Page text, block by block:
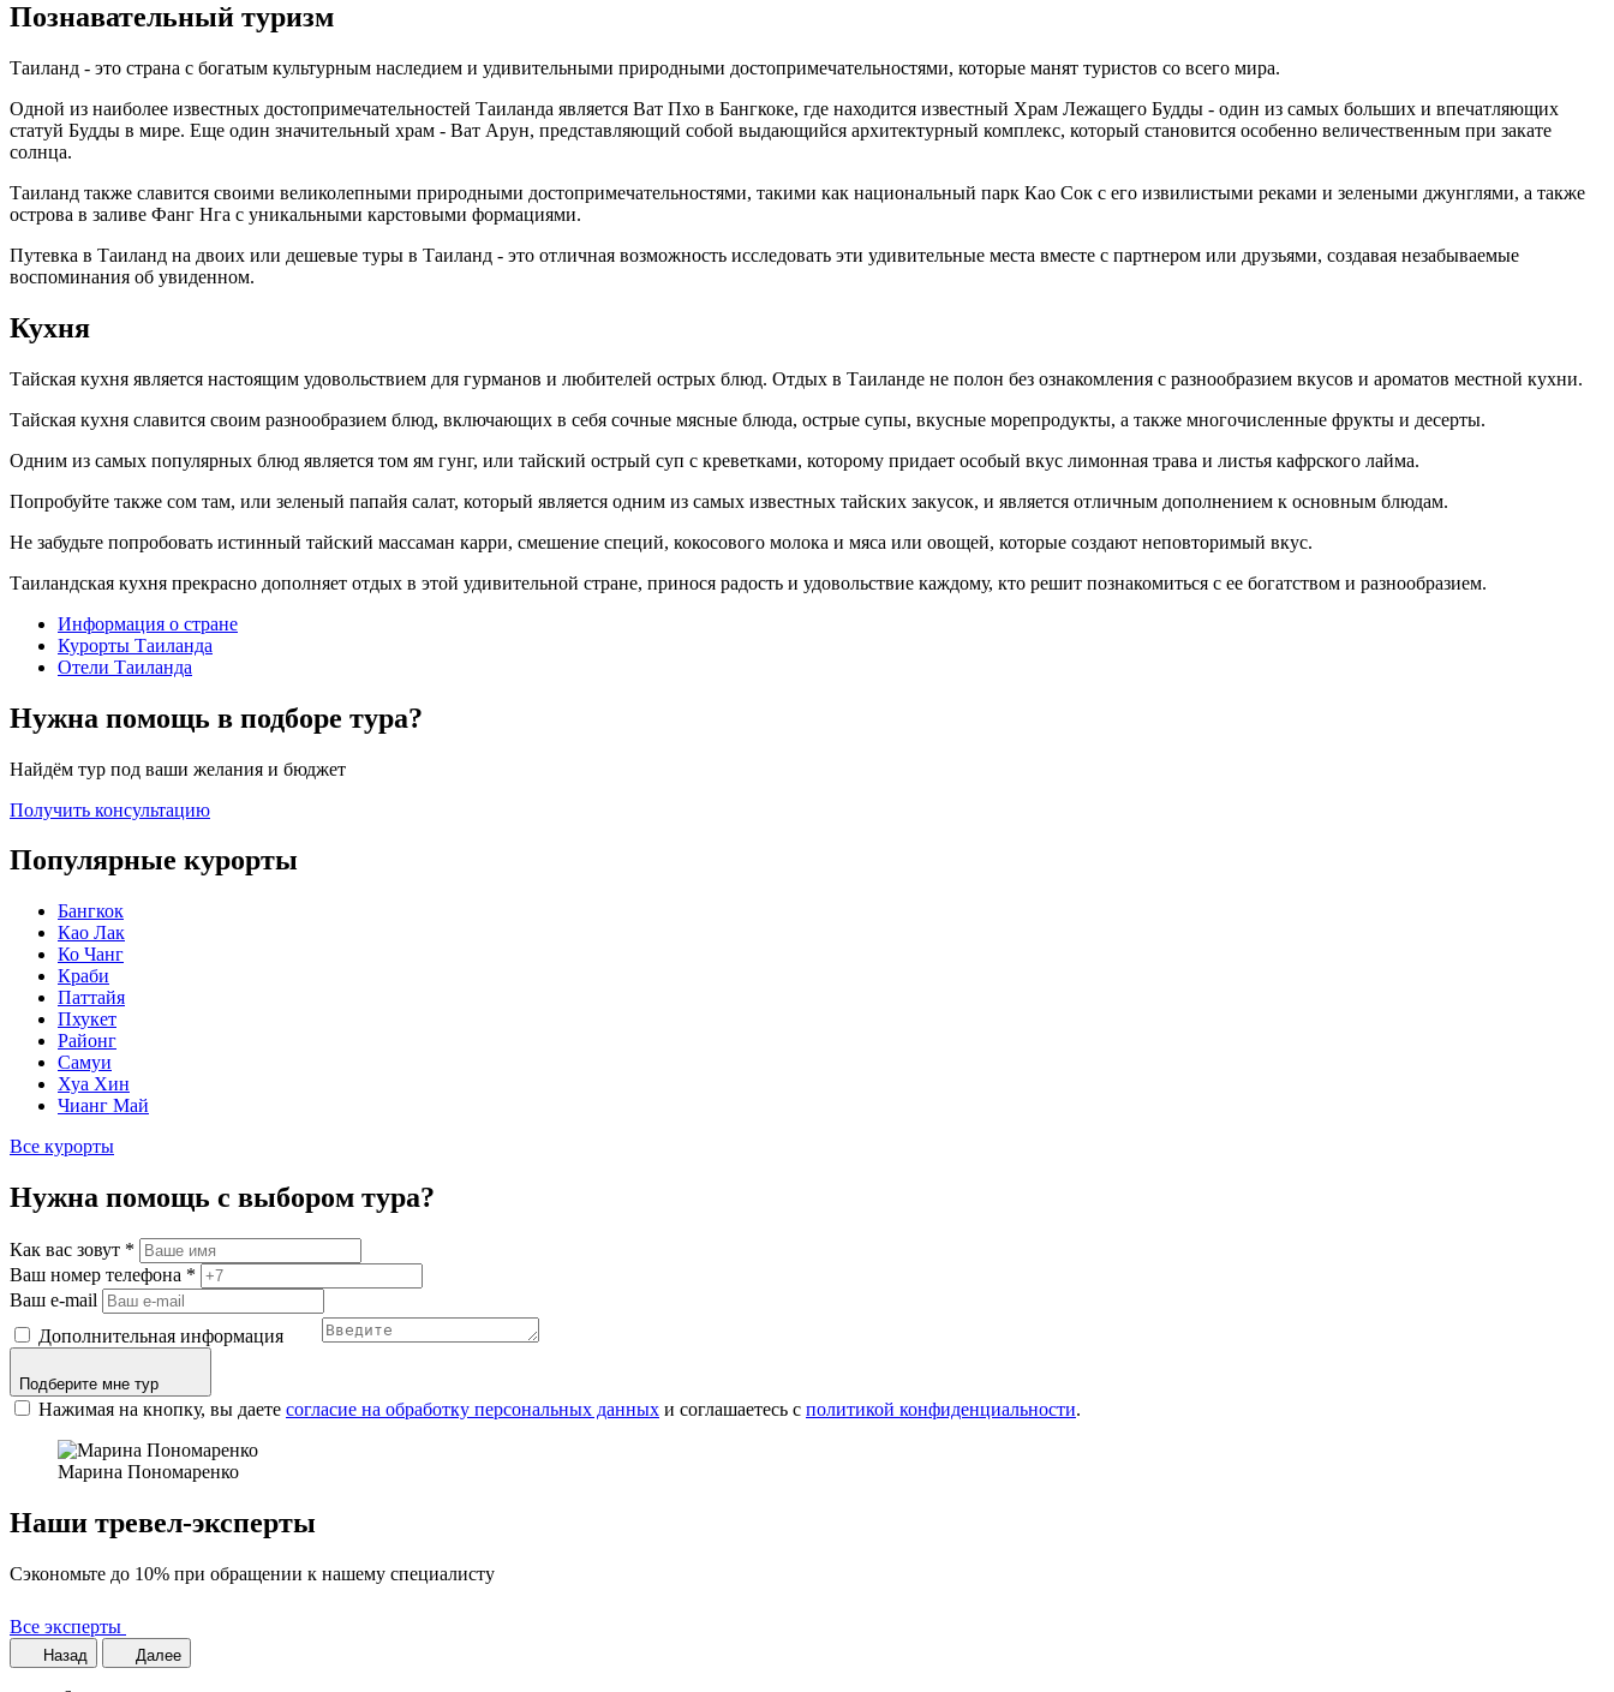
Познавательный туризм
Таиланд - это страна с богатым культурным наследием и удивительными природными достопримечательностями, которые манят туристов со всего мира.
Одной из наиболее известных достопримечательностей Таиланда является Ват Пхо в Бангкоке, где находится известный Храм Лежащего Будды - один из самых больших и впечатляющих
статуй Будды в мире. Еще один значительный храм - Ват Арун, представляющий собой выдающийся архитектурный комплекс, который становится особенно величественным при закате
солнца.
Таиланд также славится своими великолепными природными достопримечательностями, такими как национальный парк Као Сок с его извилистыми реками и зелеными джунглями, а также
острова в заливе Фанг Нга с уникальными карстовыми формациями.
Путевка в Таиланд на двоих или дешевые туры в Таиланд - это отличная возможность исследовать эти удивительные места вместе с партнером или друзьями, создавая незабываемые
воспоминания об увиденном.
Кухня
Тайская кухня является настоящим удовольствием для гурманов и любителей острых блюд. Отдых в Таиланде не полон без ознакомления с разнообразием вкусов и ароматов местной кухни.
Тайская кухня славится своим разнообразием блюд, включающих в себя сочные мясные блюда, острые супы, вкусные морепродукты, а также многочисленные фрукты и десерты.
Одним из самых популярных блюд является том ям гунг, или тайский острый суп с креветками, которому придает особый вкус лимонная трава и листья кафрского лайма.
Попробуйте также сом там, или зеленый папайя салат, который является одним из самых известных тайских закусок, и является отличным дополнением к основным блюдам.
Не забудьте попробовать истинный тайский массаман карри, смешение специй, кокосового молока и мяса или овощей, которые создают неповторимый вкус.
Таиландская кухня прекрасно дополняет отдых в этой удивительной стране, принося радость и удовольствие каждому, кто решит познакомиться с ее богатством и разнообразием.
Информация о стране
Курорты Таиланда
Отели Таиланда
Нужна помощь в подборе тура?
Найдём тур под ваши желания и бюджет
Получить консультацию
Популярные курорты
Бангкок
Као Лак
Ко Чанг
Краби
Паттайя
Пхукет
Районг
Самуи
Хуа Хин
Чианг Май
Все курорты
Нужна помощь с выбором тура?
Как вас зовут *
Ваш номер телефона *
Ваш e-mail
Дополнительная информация
Подберите мне тур
Нажимая на кнопку, вы даете согласие на обработку персональных данных и соглашаетесь c политикой конфиденциальности.
Марина Пономаренко
Наши тревел-эксперты
Сэкономьте до 10% при обращении к нашему специалисту
Все эксперты
Назад Далее